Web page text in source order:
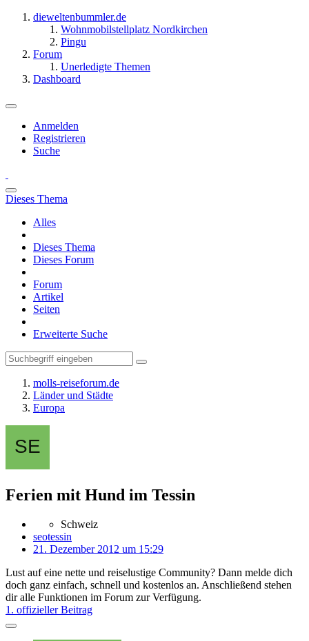
dieweltenbummler.de
Wohnmobilstellplatz Nordkirchen
Pingu
Forum
Unerledigte Themen
Dashboard
Anmelden
Registrieren
Suche
Dieses Thema
Alles
Dieses Thema
Dieses Forum
Forum
Artikel
Seiten
Erweiterte Suche
molls-reiseforum.de
Länder und Städte
Europa
Ferien mit Hund im Tessin
Schweiz
seotessin
21. Dezember 2012 um 15:29
Lust auf eine nette und reiselustige Community? Dann melde dich
doch ganz einfach, schnell und kostenlos an. Anschließend stehen
dir alle Funktionen im Forum zur Verfügung.
1. offizieller Beitrag